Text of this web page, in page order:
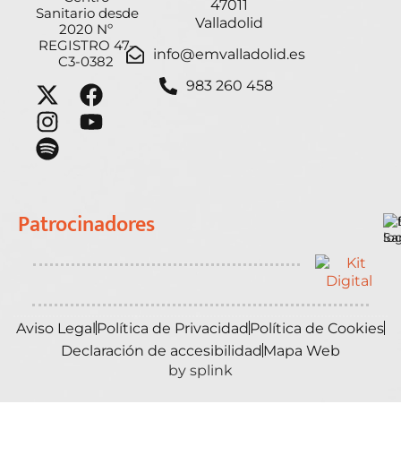
Sanitario desde
2020 Nº
REGISTRO 47-
C3-0382
47011
Valladolid
info@emvalladolid.es
983 260 458
Patrocinadores
Aviso LegalPolítica de PrivacidadPolítica de Cookies
Declaración de accesibilidadMapa Web
by splink